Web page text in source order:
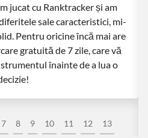
7 8 9 10 11 12 13
jucat cu Ranktracker și am
sale caracteristici, mi-
Pentru oricine încă mai are
gratuită de 7 zile, care vă
înainte de a lua o